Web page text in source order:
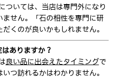
ついては、当店は専門外になり
せん。「石の相性を専門に研
くのが良いかもしれません。
ありますか？
良い品に出会えたタイミングで
つ訪れるかはわかりません。